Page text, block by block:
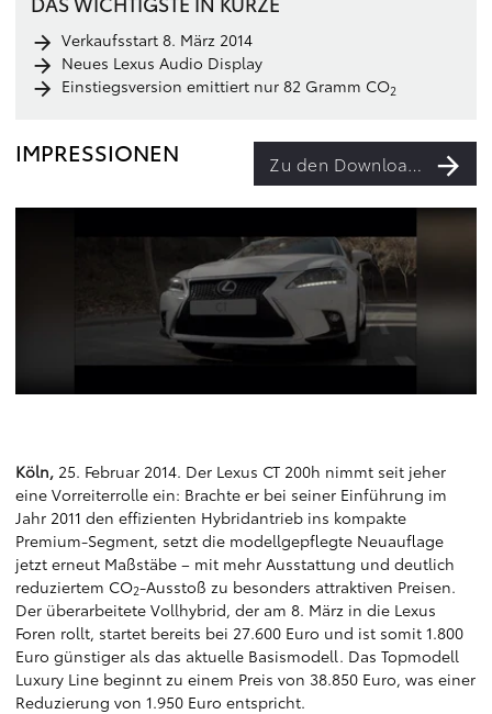
Verkaufsstart 8. März 2014
Neues Lexus Audio Display
Einstiegsversion emittiert nur 82 Gramm CO2
IMPRESSIONEN Zu den Downloads
Köln, 25. Februar 2014. Der Lexus CT 200h nimmt seit jeher
eine Vorreiterrolle ein: Brachte er bei seiner Einführung im
Jahr 2011 den effizienten Hybridantrieb ins kompakte
Premium-Segment, setzt die modellgepflegte Neuauflage
jetzt erneut Maßstäbe – mit mehr Ausstattung und deutlich
reduziertem CO2-Ausstoß zu besonders attraktiven Preisen.
Der überarbeitete Vollhybrid, der am 8. März in die Lexus
Foren rollt, startet bereits bei 27.600 Euro und ist somit 1.800
Euro günstiger als das aktuelle Basismodell. Das Topmodell
Luxury Line beginnt zu einem Preis von 38.850 Euro, was einer
Reduzierung von 1.950 Euro entspricht.